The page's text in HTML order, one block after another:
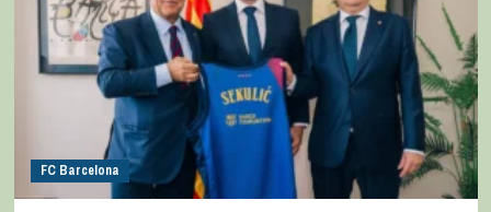
FC Barcelona